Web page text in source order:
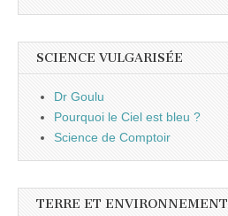
SCIENCE VULGARISÉE
Dr Goulu
Pourquoi le Ciel est bleu ?
Science de Comptoir
TERRE ET ENVIRONNEMENT